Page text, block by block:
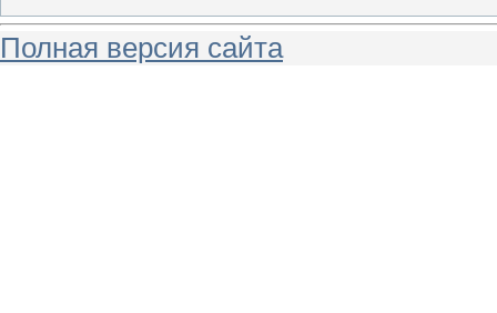
Полная версия сайта